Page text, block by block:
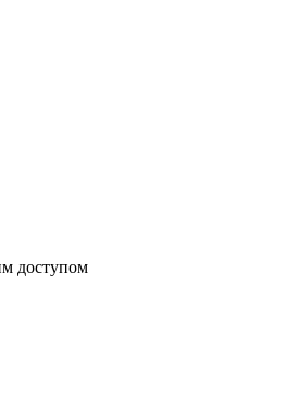
доступом